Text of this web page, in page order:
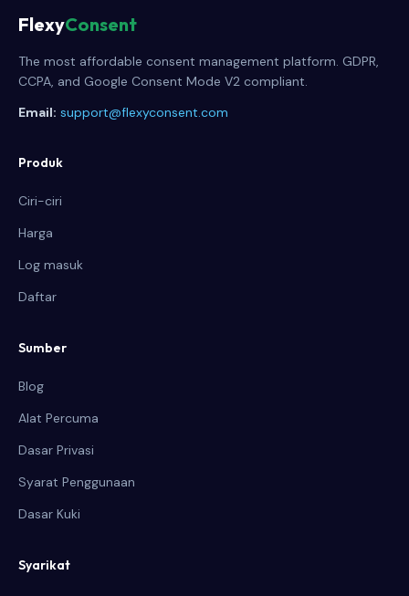
FlexyConsent
The most affordable consent management platform. GDPR,
CCPA, and Google Consent Mode V2 compliant.
Email: support@flexyconsent.com
Produk
Ciri-ciri
Harga
Log masuk
Daftar
Sumber
Blog
Alat Percuma
Dasar Privasi
Syarat Penggunaan
Dasar Kuki
Syarikat